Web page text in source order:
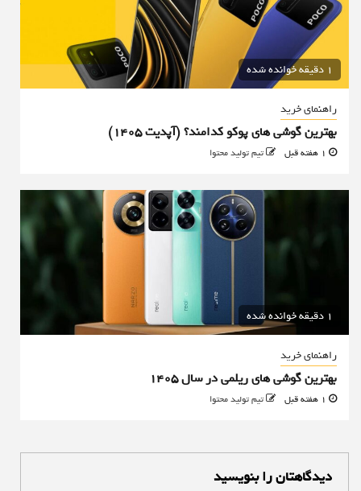
1 دقیقه خوانده شده
راهنمای خرید
بهترین گوشی های پوکو کدامند؟ (آپدیت ۱۴۰۵)
تیم تولید محتوا
1 دقیقه خوانده شده
راهنمای خرید
بهترین گوشی های ریلمی در سال 1405
تیم تولید محتوا
دیدگاهتان را بنویسید